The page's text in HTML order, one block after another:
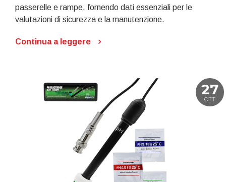
passerelle e rampe, fornendo dati essenziali per le
valutazioni di sicurezza e la manutenzione.
Continua a leggere
27
OTT